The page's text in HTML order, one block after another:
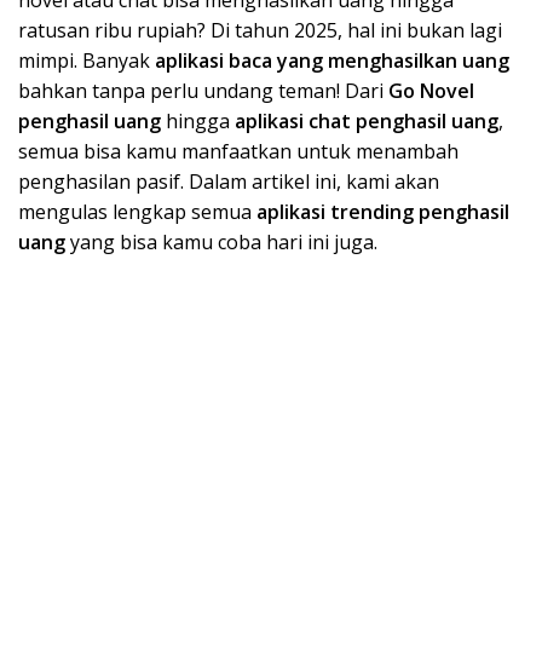
ratusan ribu rupiah? Di tahun 2025, hal ini bukan lagi
mimpi. Banyak aplikasi baca yang menghasilkan uang
bahkan tanpa perlu undang teman! Dari Go Novel
penghasil uang hingga aplikasi chat penghasil uang,
semua bisa kamu manfaatkan untuk menambah
penghasilan pasif. Dalam artikel ini, kami akan
mengulas lengkap semua aplikasi trending penghasil
uangyang bisa kamu coba hari ini juga.